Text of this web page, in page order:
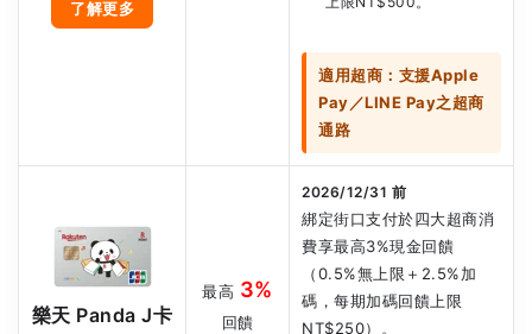
了解更多
適用超商：支援Apple
Pay／LINE Pay之超商
通路
樂天 Panda J卡
最高 3%
回饋
2026/12/31 前
綁定街口支付於四大超商消
費享最高3%現金回饋
（0.5%無上限＋2.5%加
碼，每期加碼回饋上限
NT$250）。